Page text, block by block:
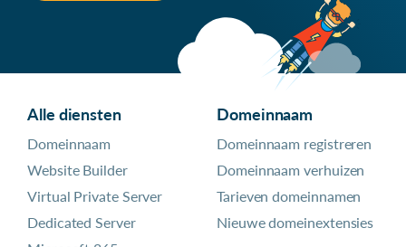
Alle diensten
Domeinnaam
Website Builder
Virtual Private Server
Dedicated Server
Domeinnaam
Domeinnaam registreren
Domeinnaam verhuizen
Tarieven domeinnamen
Nieuwe domeinextensies